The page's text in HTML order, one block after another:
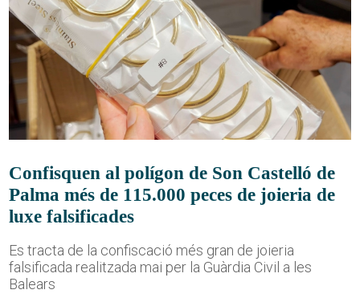
Confisquen al polígon de Son Castelló de
Palma més de 115.000 peces de joieria de
luxe falsificades
Es tracta de la confiscació més gran de joieria
falsificada realitzada mai per la Guàrdia Civil a les
Balears